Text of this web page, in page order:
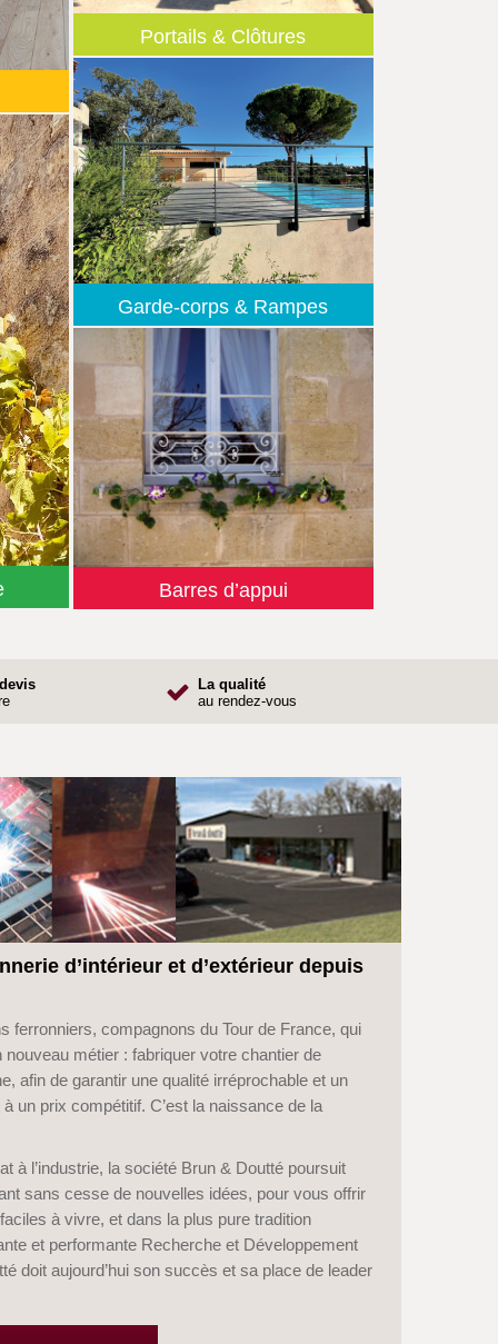
Portails & Clôtures
Garde-corps & Rampes
Barres d’appui
La qualité
au rendez-vous
d’intérieur et d’extérieur depuis
ferronniers, compagnons du Tour de France, qui
nouveau métier : fabriquer votre chantier de
afin de garantir une qualité irréprochable et un
un prix compétitif. C’est la naissance de la
à l’industrie, la société Brun & Doutté poursuit
sans cesse de nouvelles idées, pour vous offrir
à vivre, et dans la plus pure tradition
et performante Recherche et Développement
doit aujourd’hui son succès et sa place de leader